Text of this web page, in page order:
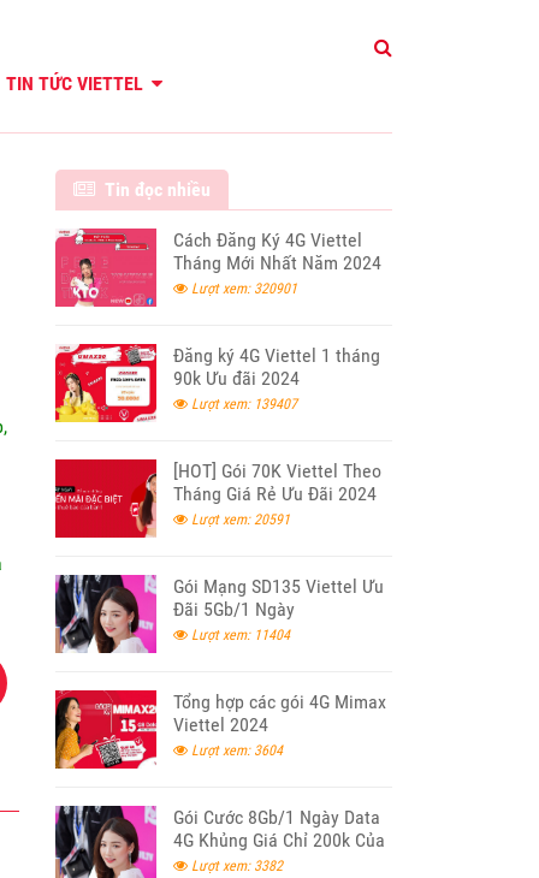
TIN TỨC VIETTEL
Tin đọc nhiều
Cách Đăng Ký 4G Viettel
Tháng Mới Nhất Năm 2024
Lượt xem: 320901
Đăng ký 4G Viettel 1 tháng
90k Ưu đãi 2024
Lượt xem: 139407
[HOT] Gói 70K Viettel Theo
Tháng Giá Rẻ Ưu Đãi 2024
Lượt xem: 20591
Gói Mạng SD135 Viettel Ưu
Đãi 5Gb/1 Ngày
Lượt xem: 11404
Tổng hợp các gói 4G Mimax
Viettel 2024
Lượt xem: 3604
Gói Cước 8Gb/1 Ngày Data
4G Khủng Giá Chỉ 200k Của
Viettel
Lượt xem: 3382